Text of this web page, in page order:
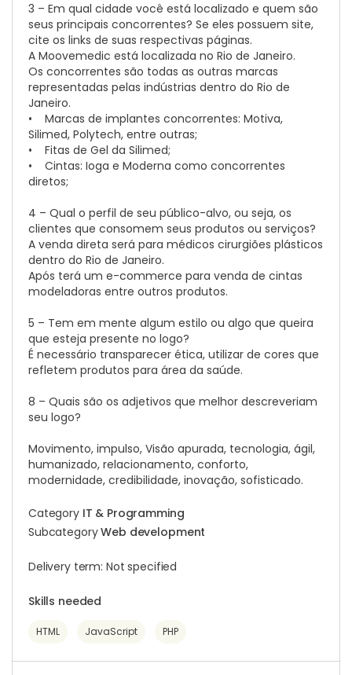
3 – Em qual cidade você está localizado e quem são
seus principais concorrentes? Se eles possuem site,
cite os links de suas respectivas páginas.
A Moovemedic está localizada no Rio de Janeiro.
Os concorrentes são todas as outras marcas
representadas pelas indústrias dentro do Rio de
Janeiro.
• Marcas de implantes concorrentes: Motiva,
Silimed, Polytech, entre outras;
• Fitas de Gel da Silimed;
• Cintas: Ioga e Moderna como concorrentes
diretos;
4 – Qual o perfil de seu público-alvo, ou seja, os
clientes que consomem seus produtos ou serviços?
A venda direta será para médicos cirurgiões plásticos
dentro do Rio de Janeiro.
Após terá um e-commerce para venda de cintas
modeladoras entre outros produtos.
5 – Tem em mente algum estilo ou algo que queira
que esteja presente no logo?
É necessário transparecer ética, utilizar de cores que
refletem produtos para área da saúde.
8 – Quais são os adjetivos que melhor descreveriam
seu logo?
Movimento, impulso, Visão apurada, tecnologia, ágil,
humanizado, relacionamento, conforto,
modernidade, credibilidade, inovação, sofisticado.
Category IT & Programming
SubcategoryWeb development
Delivery term: Not specified
Skills needed
HTML JavaScript PHP